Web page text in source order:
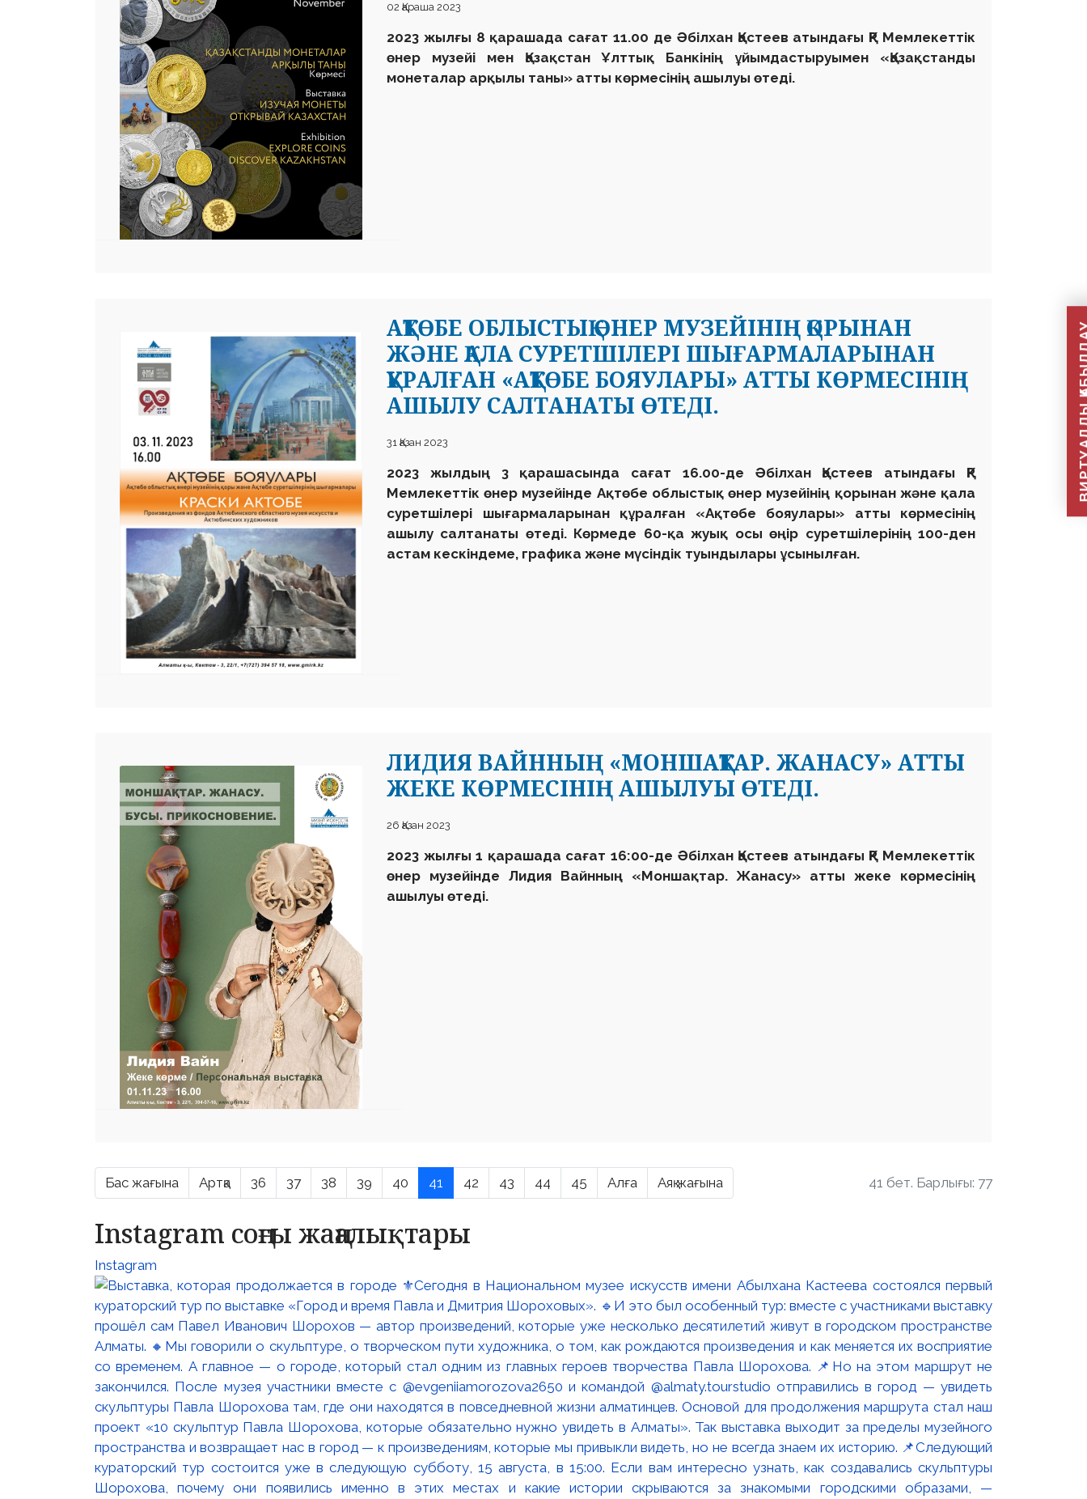
02 Қараша 2023
2023 жылғы 8 қарашада сағат 11.00 де Әбілхан Қастеев атындағы ҚР Мемлекеттік
өнер музейі мен Қазақстан Ұлттық Банкінің ұйымдастыруымен «Қазақстанды
монеталар арқылы таны» атты көрмесінің ашылуы өтеді.
АҚТӨБЕ ОБЛЫСТЫҚ ӨНЕР МУЗЕЙІНІҢ ҚОРЫНАН
ЖӘНЕ ҚАЛА СУРЕТШІЛЕРІ ШЫҒАРМАЛАРЫНАН
ҚҰРАЛҒАН «АҚТӨБЕ БОЯУЛАРЫ» АТТЫ КӨРМЕСІНІҢ
АШЫЛУ САЛТАНАТЫ ӨТЕДІ.
31 Қазан 2023
2023 жылдың 3 қарашасында сағат 16.00-де Әбілхан Қастеев атындағы ҚР
Мемлекеттік өнер музейінде Ақтөбе облыстық өнер музейінің қорынан және қала
суретшілері шығармаларынан құралған «Ақтөбе бояулары» атты көрмесінің
ашылу салтанаты өтеді. Көрмеде 60-қа жуық осы өңір суретшілерінің 100-ден
астам кескіндеме, графика және мүсіндік туындылары ұсынылған.
ЛИДИЯ ВАЙННЫҢ «МОНШАҚТАР. ЖАНАСУ» АТТЫ
ЖЕКЕ КӨРМЕСІНІҢ АШЫЛУЫ ӨТЕДІ.
26 Қазан 2023
2023 жылғы 1 қарашада сағат 16:00-де Әбілхан Қастеев атындағы ҚР Мемлекеттік
өнер музейінде Лидия Вайнның «Моншақтар. Жанасу» атты жеке көрмесінің
ашылуы өтеді.
Бас жағына Артқа 36 37 38 39 40 41 42 43 44 45 Алға Аяқ жағына 41 бет. Барлығы: 77
Instagram соңғы жаңалықтары
Instagram